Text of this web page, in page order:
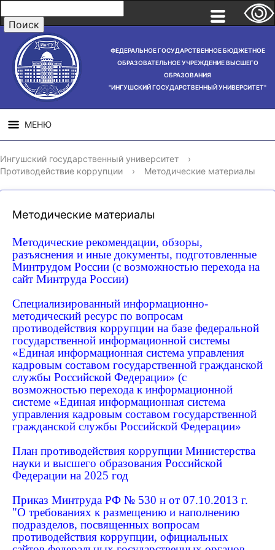
ФЕДЕРАЛЬНОЕ ГОСУДАРСТВЕННОЕ БЮДЖЕТНОЕ
ОБРАЗОВАТЕЛЬНОЕ УЧРЕЖДЕНИЕ ВЫСШЕГО
ОБРАЗОВАНИЯ
"ИНГУШСКИЙ ГОСУДАРСТВЕННЫЙ УНИВЕРСИТЕТ"
МЕНЮ
СВЕДЕНИЯ ОБ
ОБРАЗОВАТЕЛЬНОЙ
ОРГАНИЗАЦИИ
НАУЧНАЯ
ДЕЯТЕЛЬНОСТЬ
Ингушский государственный университет
›
Противодействие коррупции
› Методические материалы
Методические материалы
Методические рекомендации, обзоры,
разъяснения и иные документы, подготовленные
Минтрудом России (с возможностью перехода на
сайт Минтруда России)
Специализированный информационно-
методический ресурс по вопросам
противодействия коррупции на базе федеральной
государственной информационной системы
«Единая информационная система управления
кадровым составом государственной гражданской
службы Российской Федерации» (с
возможностью перехода к информационной
системе «Единая информационная система
управления кадровым составом государственной
гражданской службы Российской Федерации»
План противодействия коррупции Министерства
науки и высшего образования Российской
Федерации на 2025 год
Приказ Минтруда РФ № 530 н от 07.10.2013 г.
"О требованиях к размещению и наполнению
подразделов, посвященных вопросам
противодействия коррупции, официальных